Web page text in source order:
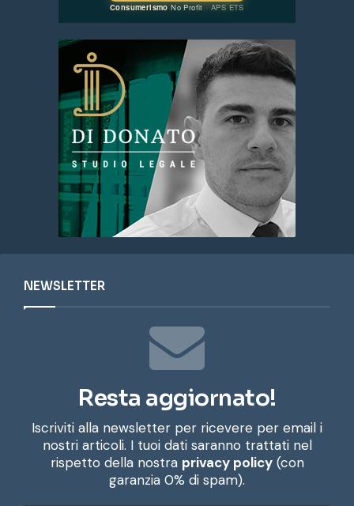
NEWSLETTER
Resta aggiornato!
Iscriviti alla newsletter per ricevere per email i
nostri articoli. I tuoi dati saranno trattati nel
rispetto della nostra privacy policy(con
garanzia 0% di spam).